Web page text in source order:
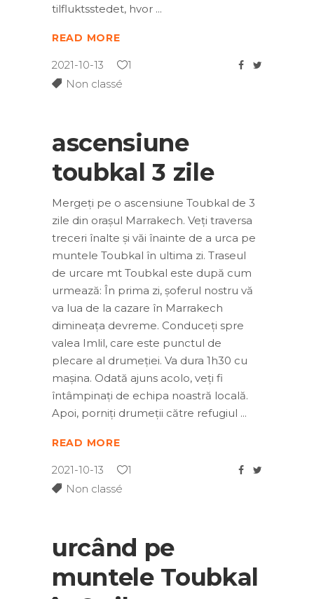
tilfluktsstedet, hvor
READ MORE
2021-10-13
1
Non classé
ascensiune
toubkal 3 zile
Mergeți pe o ascensiune Toubkal de 3
zile din orașul Marrakech. Veți traversa
treceri înalte și văi înainte de a urca pe
muntele Toubkal în ultima zi. Traseul
de urcare mt Toubkal este după cum
urmează: În prima zi, șoferul nostru vă
va lua de la cazare în Marrakech
dimineața devreme. Conduceți spre
valea Imlil, care este punctul de
plecare al drumeției. Va dura 1h30 cu
mașina. Odată ajuns acolo, veți fi
întâmpinați de echipa noastră locală.
Apoi, porniți drumeții către refugiul
READ MORE
2021-10-13
1
Non classé
urcând pe
muntele Toubkal